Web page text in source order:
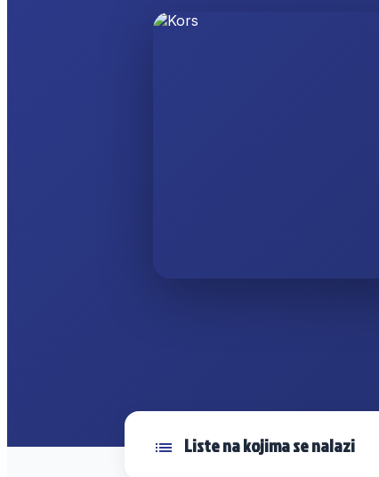
Liste na kojima se nalazi